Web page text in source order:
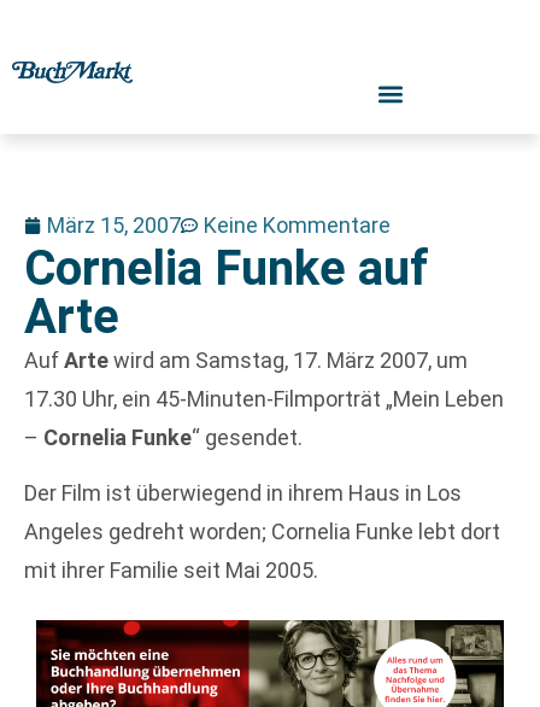
März 15, 2007 Keine Kommentare
Cornelia Funke auf
Arte
AufArtewird am Samstag, 17. März 2007, um
17.30 Uhr, ein 45-Minuten-Filmporträt „Mein Leben
– Cornelia Funke“ gesendet.
Der Film ist überwiegend in ihrem Haus in Los
Angeles gedreht worden; Cornelia Funke lebt dort
mit ihrer Familie seit Mai 2005.